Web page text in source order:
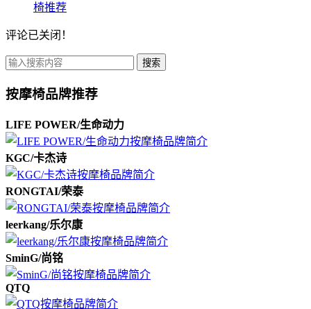
椅推荐
评论已关闭！
搜索
按摩椅品牌推荐
LIFE POWER/生命动力
KGC/卡杰诗
RONGTAI/荣泰
leerkang/乐尔康
SminG/尚铭
QTQ